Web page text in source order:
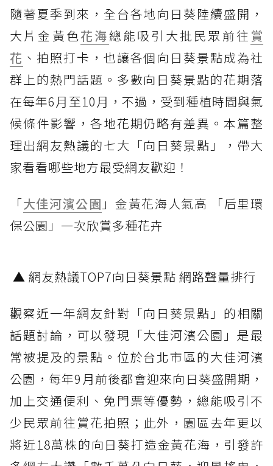
隨著夏季到來，全台各地向日葵陸續盛開，
大片金黃色花海總能吸引大批民眾前往 賞
花 、拍照打卡，也讓各個向日葵景點成為社
群上的熱門話題。多數向日葵景點的花期落
在每年6月至10月，不過，受到種植時間與氣
候條件影響，各地花期仍略有差異。本篇整
理出網友熱議的七大「向日葵景點」，帶大
家看看哪些地方最受網友歡迎！
「大佳河濱公園 」金黃花海人氣高 「后里環
保公園」一次欣賞多種花卉
▲ 網友熱議TOP7向日葵景點 網路聲量排行
觀察近一年網友針對「向日葵景點」的相關
話題討論，可以發現「大佳河濱公園」是最
常被提及的景點。位於台北市區的大佳河濱
公園，每年9月前後都會迎來向日葵盛開期，
加上交通便利、免門票等優勢，總能吸引不
少民眾前往賞花拍照；此外，園區去年更以
將近18萬株的向日葵打造金黃花海，引發許